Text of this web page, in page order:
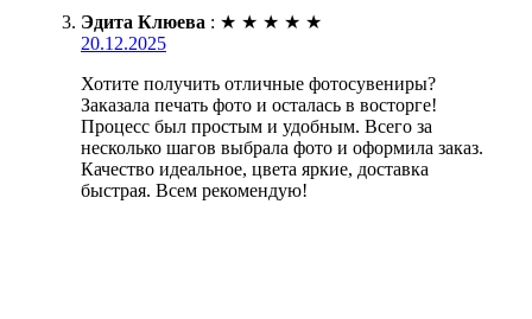
Эдита Клюева : ★ ★ ★ ★ ★
20.12.2025
Хотите получить отличные фотосувениры?
Заказала печать фото и осталась в восторге!
Процесс был простым и удобным. Всего за
несколько шагов выбрала фото и оформила заказ.
Качество идеальное, цвета яркие, доставка
быстрая. Всем рекомендую!